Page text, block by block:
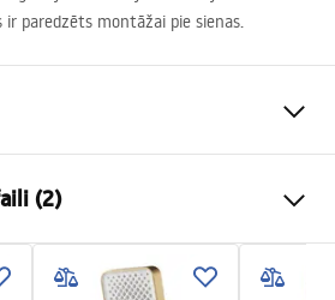
paredzēts montāžai pie sienas.
Zelts
Kustama
(2)